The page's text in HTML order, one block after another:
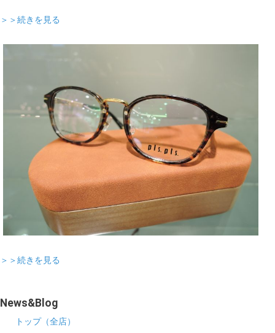
＞＞続きを見る
＞＞続きを見る
News&Blog
トップ（全店）